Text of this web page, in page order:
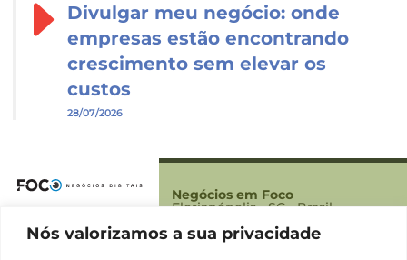
Nós valorizamos a sua privacidade
Divulgar meu negócio: onde
empresas estão encontrando
crescimento sem elevar os
custos
28/07/2026
Negócios em Foco
Florianópolis - SC - Brasil
Foco